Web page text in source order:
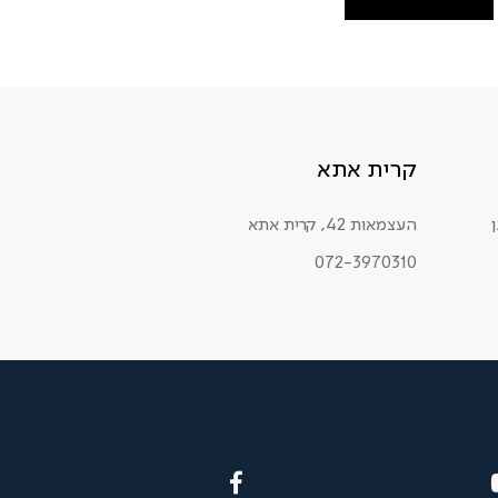
קרית אתא
העצמאות 42, קרית אתא
072-3970310